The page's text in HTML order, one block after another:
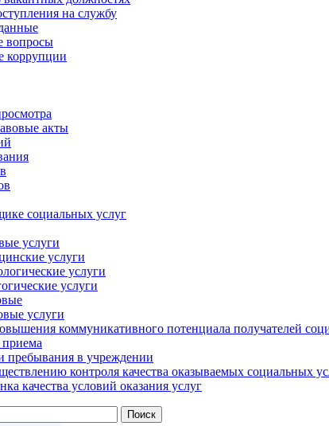
на службу
вопросы
коррупции
акты
социальных услуг
услуги
услуги
услуги
услуги
услуги
коммуникативного потенциала получателей
пребывания в учреждении
контроля качества оказываемых социальных
качества условий оказания услуг